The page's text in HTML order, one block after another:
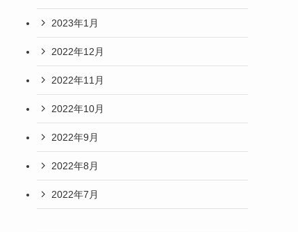
2023年1月
2022年12月
2022年11月
2022年10月
2022年9月
2022年8月
2022年7月